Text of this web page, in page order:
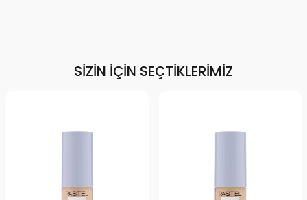
SIZIN İÇIN SEÇTIKLERIMIZ